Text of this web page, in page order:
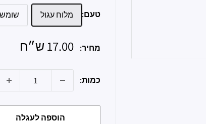
טעם: מלוח עגול
מחיר: מחיר
17.00 ש״ח
כמות:
הוספה לעגלה